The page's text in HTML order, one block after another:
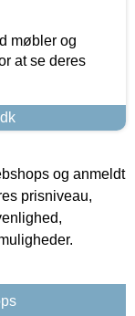
møbler og
at se deres
og anmeldt
prisniveau,